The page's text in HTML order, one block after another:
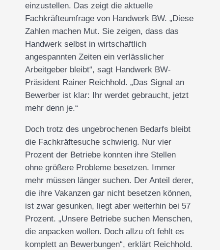
einzustellen. Das zeigt die aktuelle
Fachkräfteumfrage von Handwerk BW. „Diese
Zahlen machen Mut. Sie zeigen, dass das
Handwerk selbst in wirtschaftlich
angespannten Zeiten ein verlässlicher
Arbeitgeber bleibt“, sagt Handwerk BW-
Präsident Rainer Reichhold. „Das Signal an
Bewerber ist klar: Ihr werdet gebraucht, jetzt
mehr denn je.“
Doch trotz des ungebrochenen Bedarfs bleibt
die Fachkräftesuche schwierig. Nur vier
Prozent der Betriebe konnten ihre Stellen
ohne größere Probleme besetzen. Immer
mehr müssen länger suchen. Der Anteil derer,
die ihre Vakanzen gar nicht besetzen können,
ist zwar gesunken, liegt aber weiterhin bei 57
Prozent. „Unsere Betriebe suchen Menschen,
die anpacken wollen. Doch allzu oft fehlt es
komplett an Bewerbungen“, erklärt Reichhold.